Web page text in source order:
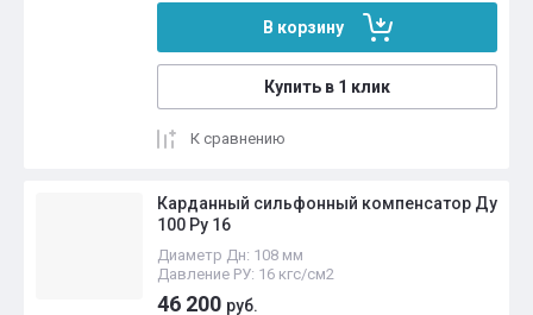
В корзину
Купить в 1 клик
К сравнению
Карданный сильфонный компенсатор Ду
100 Ру 16
Диаметр Дн: 108 мм
Давление РУ: 16 кгс/см2
46 200 руб.